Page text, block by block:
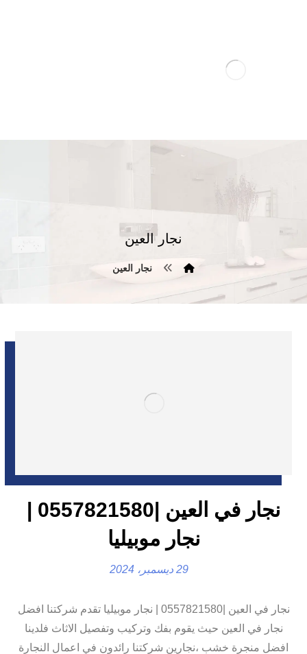
نجار العين
نجار العين
نجار في العين |0557821580 |
نجار موبيليا
29 ديسمبر، 2024
نجار في العين |0557821580 | نجار موبيليا تقدم شركتنا افضل
نجار في العين حيث يقوم بفك وتركيب وتفصيل الاثاث فلدينا
افضل منجرة خشب ،نجارين شركتنا رائدون في اعمال النجارة